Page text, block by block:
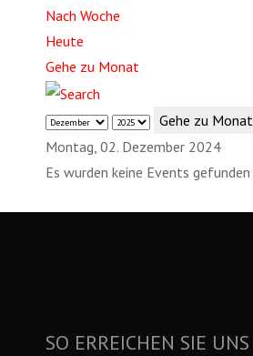
Nach Woche
Heute
Gehe zu Monat
Gehe zu Monat
Montag, 02. Dezember 2024
Es wurden keine Events gefunden
SO ERREICHEN SIE UNS